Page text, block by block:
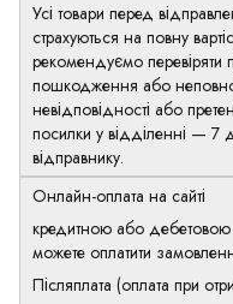
Усі товари перед
страхуються на повну
рекомендуємо перевіряти
пошкодження або
невідповідності або
посилки у відділенні — 7
відправнику.
Онлайн-оплата на сайті
кредитною або дебетовою
можете оплатити
Післяплата (оплата при